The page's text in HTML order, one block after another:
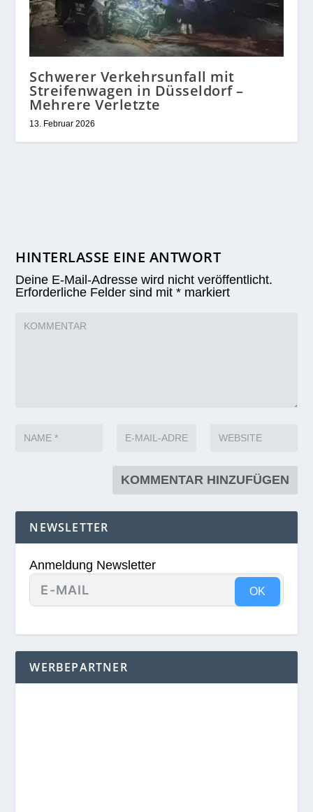
Schwerer Verkehrsunfall mit
Streifenwagen in Düsseldorf –
Mehrere Verletzte
13. Februar 2026
HINTERLASSE EINE ANTWORT
Deine E-Mail-Adresse wird nicht veröffentlicht.
Erforderliche Felder sind mit* markiert
NEWSLETTER
Anmeldung Newsletter
OK
WERBEPARTNER